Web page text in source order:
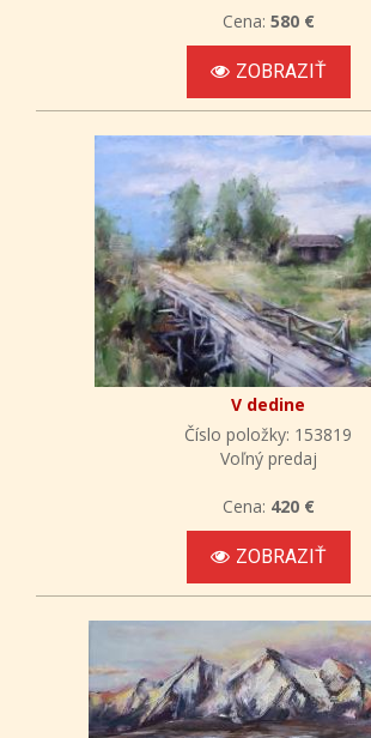
Cena: 580 €
ZOBRAZIŤ
V dedine
Číslo položky: 153819
Voľný predaj
Cena: 420 €
ZOBRAZIŤ